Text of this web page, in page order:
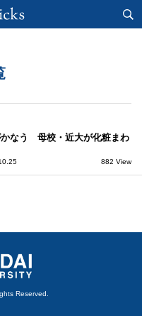
なう 母校・近大が化粧まわ
882 View
Reserved.